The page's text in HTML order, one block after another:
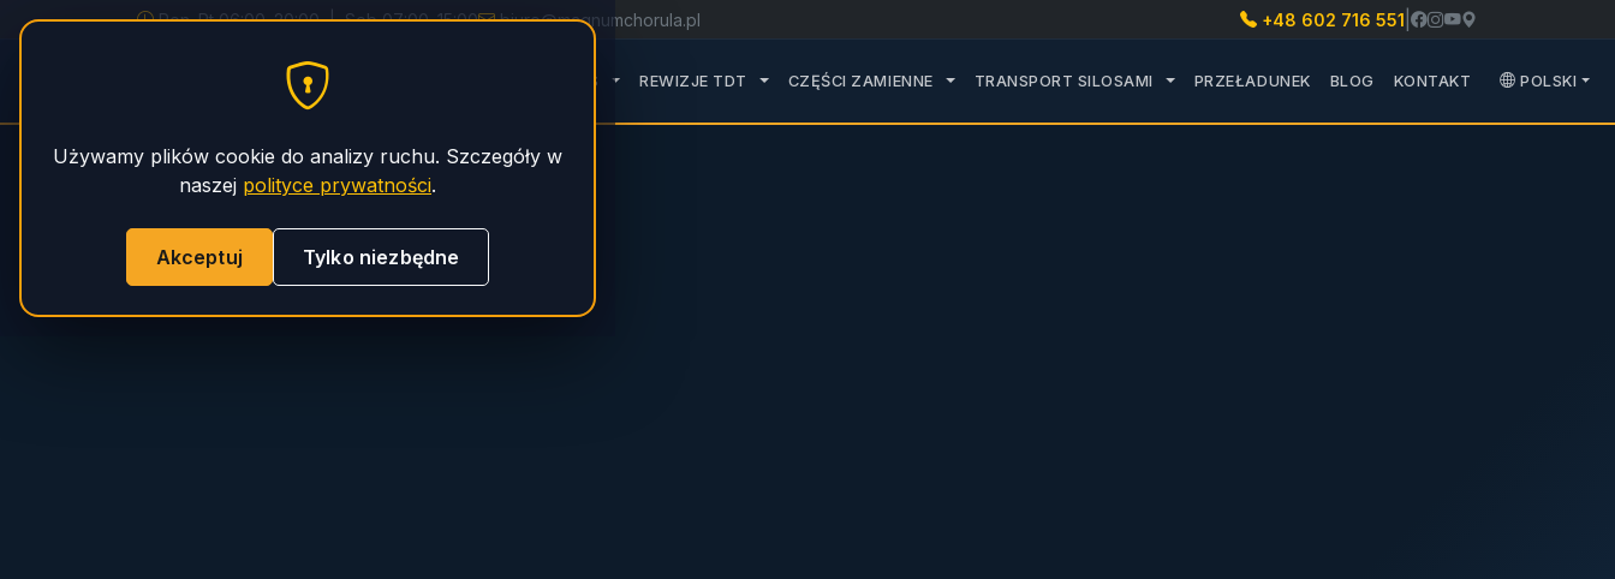
Pon–Pt 06:00–20:00 | Sob 07:00–15:00 biuro@magnumchorula.pl +48 602 716 551
PHS Magnum SERWIS ROZWIŃ PODMENU SERWIS
REWIZJE TDT ROZWIŃ PODMENU REWIZJE TDT
CZĘŚCI ZAMIENNE ROZWIŃ PODMENU CZĘŚCI ZAMIENNE
TRANSPORT SILOSAMI ROZWIŃ PODMENU TRANSPORT SILOSAMI
PRZEŁADUNEK BLOG KONTAKT POLSKI
Używamy plików cookie do analizy ruchu. Szczegóły w
naszej polityce prywatności.
Akceptuj Tylko niezbędne